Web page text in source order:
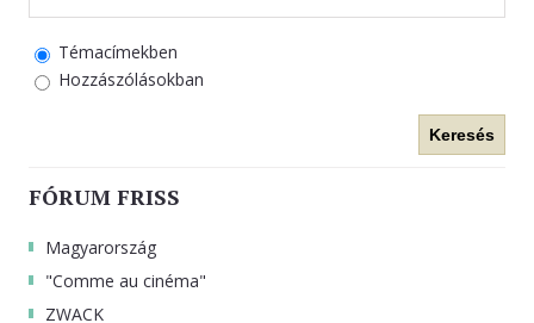
Témacímekben
Hozzászólásokban
Keresés
FÓRUM FRISS
Magyarország
"Comme au cinéma"
ZWACK